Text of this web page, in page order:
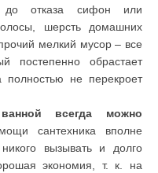
до отказа сифон или
шерсть домашних
мелкий мусор – все
постепенно обрастает
не перекроет
всегда можно
сантехника вполне
вызывать и долго
экономия, т. к. на